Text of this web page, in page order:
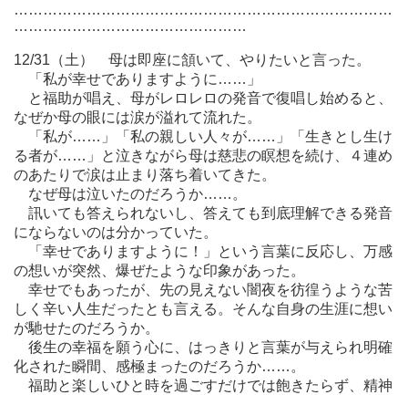
YouTube
瞑想の本
初心者ガイダンス
協会について
……………………………………………………………………
…………………………………………
12/31（土） 母は即座に頷いて、やりたいと言った。
「私が幸せでありますように……」
と福助が唱え、母がレロレロの発音で復唱し始めると、
なぜか母の眼には涙が溢れて流れた。
「私が……」「私の親しい人々が……」「生きとし生け
る者が……」と泣きながら母は慈悲の瞑想を続け、４連め
のあたりで涙は止まり落ち着いてきた。
なぜ母は泣いたのだろうか……。
訊いても答えられないし、答えても到底理解できる発音
にならないのは分かっていた。
「幸せでありますように！」という言葉に反応し、万感
の想いが突然、爆ぜたような印象があった。
幸せでもあったが、先の見えない闇夜を彷徨うような苦
しく辛い人生だったとも言える。そんな自身の生涯に想い
が馳せたのだろうか。
後生の幸福を願う心に、はっきりと言葉が与えられ明確
化された瞬間、感極まったのだろうか……。
福助と楽しいひと時を過ごすだけでは飽きたらず、精神